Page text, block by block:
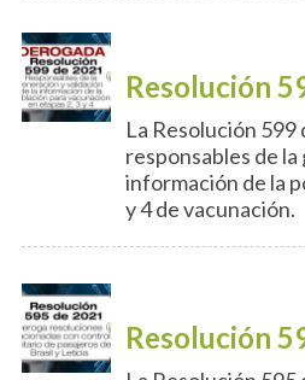
Resolución
La Resolución
responsables de
información de la
y 4 de vacunación.
Resolución